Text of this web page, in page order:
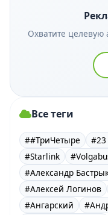
Охватите целевую
Все теги
##ТриЧетыре #23
#Starlink
#Александр
#Алексей Логинов
#Ангарский